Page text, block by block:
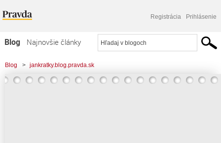
Registrácia Prihlásenie
Blog
Najnovšie články
Najčítanejšie články
Najkomentovanejšie články
Blog > jankratky.blog.pravda.sk